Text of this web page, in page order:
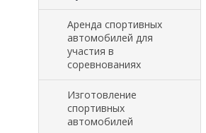
Аренда спортивных
автомобилей для
участия в
соревнованиях
Изготовление
спортивных
автомобилей